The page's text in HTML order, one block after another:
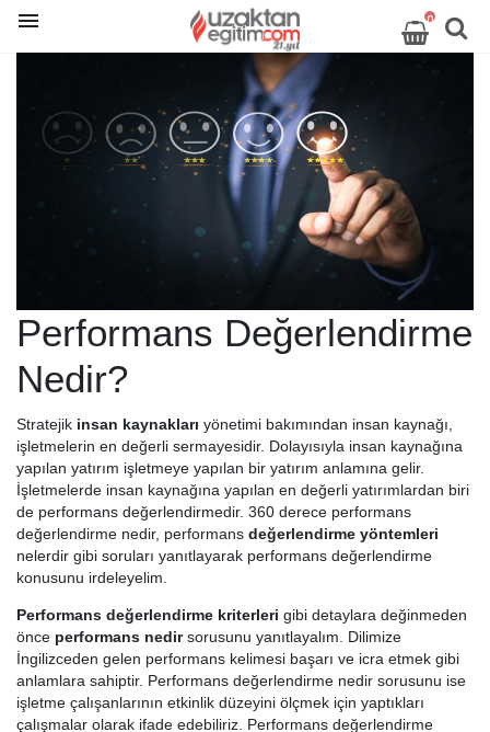
0
Performans Değerlendirme
Nedir?
Stratejik insan kaynakları yönetimi bakımından insan kaynağı,
işletmelerin en değerli sermayesidir. Dolayısıyla insan kaynağına
yapılan yatırım işletmeye yapılan bir yatırım anlamına gelir.
İşletmelerde insan kaynağına yapılan en değerli yatırımlardan biri
de performans değerlendirmedir. 360 derece performans
değerlendirme nedir, performans değerlendirme yöntemleri
nelerdir gibi soruları yanıtlayarak performans değerlendirme
konusunu irdeleyelim.
Performans değerlendirme kriterleri gibi detaylara değinmeden
önce performans nedirsorusunu yanıtlayalım. Dilimize
İngilizceden gelen performans kelimesi başarı ve icra etmek gibi
anlamlara sahiptir. Performans değerlendirme nedir sorusunu ise
işletme çalışanlarının etkinlik düzeyini ölçmek için yaptıkları
çalışmalar olarak ifade edebiliriz. Performans değerlendirme